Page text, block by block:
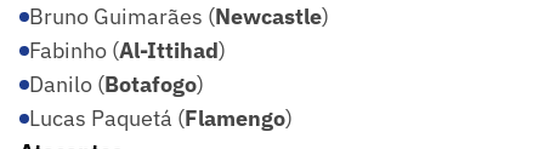
Bruno Guimarães (Newcastle)
Fabinho (Al-Ittihad)
Danilo (Botafogo)
Lucas Paquetá (Flamengo)